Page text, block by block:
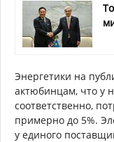
Энергетики на
актюбинцам, что у
соответственно,
примерно до 5%.
у единого